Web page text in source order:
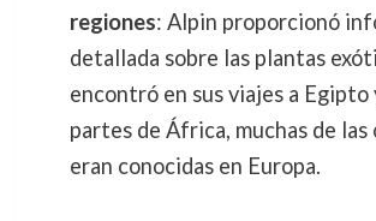
regiones: Alpin proporcionó
detallada sobre las plantas
encontró en sus viajes a Egipto
partes de África, muchas de las
eran conocidas en Europa.